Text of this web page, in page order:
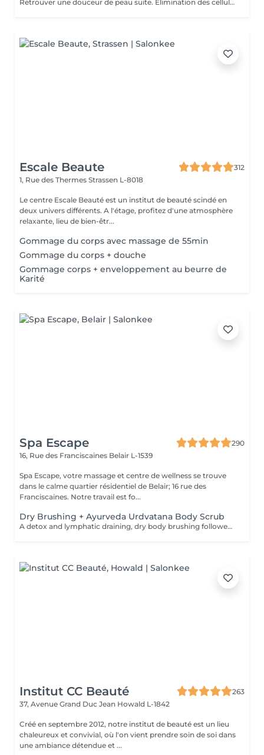
Retrouver une douceur de peau suite. Élimination des cellules mortes présentes à la surface de la peau stimulant ainsi le renouvellement cellulaire naturel.
Escale Beaute
312
1, Rue des Thermes Strassen L-8018
Le centre Escale Beauté est un institut de beauté scindé en
deux univers différents. A l'étage, profitez d'une atmosphère
relaxante, lieu de bien-êtr...
Gommage du corps avec massage de 55min
Gommage du corps + douche
Gommage corps + enveloppement au beurre de
Karité
Spa Escape
290
16, Rue des Franciscaines Belair L-1539
Spa Escape, votre massage et centre de wellness se trouve
dans le calme quartier résidentiel de Belair; 16 rue des
Franciscaines. Notre travail est fo...
Dry Brushing + Ayurveda Urdvatana Body Scrub
A detox and lymphatic draining, dry body brushing followed by an Ayurveda- Urdvatana Body scrub. This is concluded by a luke-warm shower followed by a full body application of a organic, detox body oil to continue the elimination of toxins from your body.
Institut CC Beauté
263
37, Avenue Grand Duc Jean Howald L-1842
Créé en septembre 2012, notre institut de beauté est un lieu
chaleureux et convivial, où l'on vient prendre soin de soi dans
une ambiance détendue et ...